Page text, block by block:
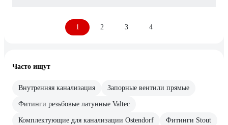
1 2 3 4
Часто ищут
Внутренняя канализация Запорные вентили прямые
Фитинги резьбовые латунные Valtec
Комплектующие для канализации Ostendorf Фитинги Stout